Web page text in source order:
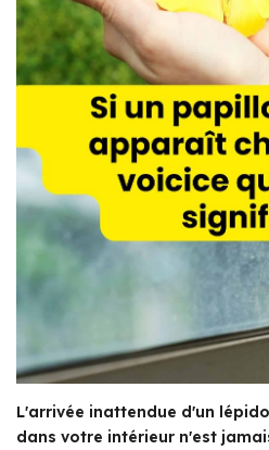
L'arrivée inattendue d'un
dans votre intérieur n'est